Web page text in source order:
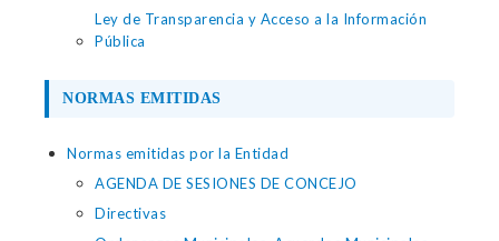
Ley de Transparencia y Acceso a la Información
Pública
NORMAS EMITIDAS
Normas emitidas por la Entidad
AGENDA DE SESIONES DE CONCEJO
Directivas